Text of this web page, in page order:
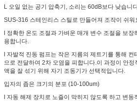
L 오일 없는 공기 압축기, 소리는 60dB보다 낮습니
SUS-316 스테인리스 스틸로 만들어져 조작이 쉬워
l 정확한 온도 조절과 가벼운 매개 변수 조절을 보장
용합니다.
l 자발적 진동 펌프는 작은 지름의 제트기를 통해 컨
으로 전달하여 2차 오염을 피합니다.이 과정이 안
액을 잘 섞기 위해 자기 조동기가 선택적입니다.
입자의 좁은 크기의 분포 (10-100um)
l 자동 해제 장치로 노즐이 막히지 않도록 하고 변동